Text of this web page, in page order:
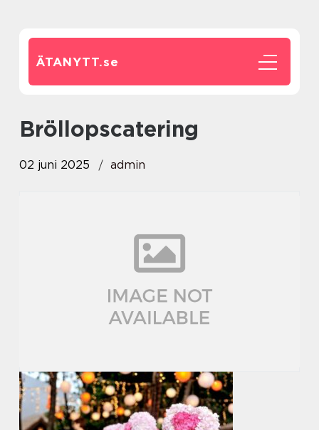
ÄTANYTT.se
bröllopscatering
02 juni 2025 admin